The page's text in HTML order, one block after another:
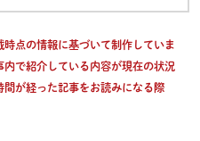
点の情報に基づいて制作していま
で紹介している内容が現在の状況
間が経った記事をお読みになる際